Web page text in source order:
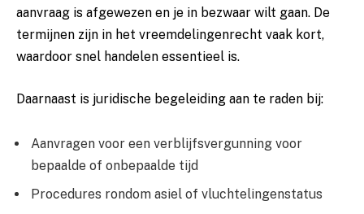
aanvraag is afgewezen en je in bezwaar wilt gaan. De
termijnen zijn in het vreemdelingenrecht vaak kort,
waardoor snel handelen essentieel is.
Daarnaast is juridische begeleiding aan te raden bij:
Aanvragen voor een verblijfsvergunning voor
bepaalde of onbepaalde tijd
Procedures rondom asiel of vluchtelingenstatus